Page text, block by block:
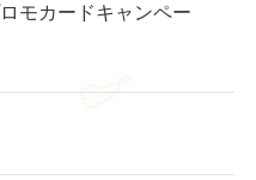
モカードキャンペー